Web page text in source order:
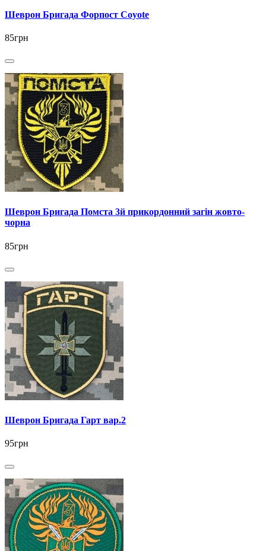
Шеврон Бригада Форпост Coyote
85грн
Шеврон Бригада Помста 3й прикордонний загін жовто-
чорна
85грн
Шеврон Бригада Гарт вар.2
95грн